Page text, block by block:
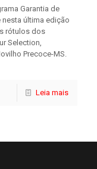
Garantia de
última edição
rótulos dos
Selection,
Precoce-MS.
Leia mais